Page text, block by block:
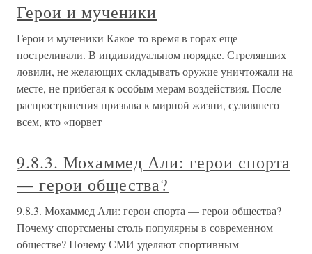
Герои и мученики
Герои и мученики Какое-то время в горах еще
постреливали. В индивидуальном порядке. Стрелявших
ловили, не желающих складывать оружие уничтожали на
месте, не прибегая к особым мерам воздействия. После
распространения призыва к мирной жизни, сулившего
всем, кто «порвет
9.8.3. Мохаммед Али: герои спорта
— герои общества?
9.8.3. Мохаммед Али: герои спорта — герои общества?
Почему спортсмены столь популярны в современном
обществе? Почему СМИ уделяют спортивным